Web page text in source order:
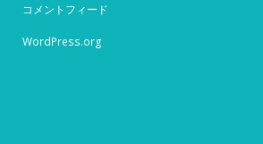
コメントフィード
WordPress.org